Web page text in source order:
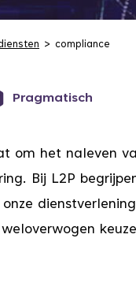
compliance
Pragmatisch
om het naleven
Bij L2P